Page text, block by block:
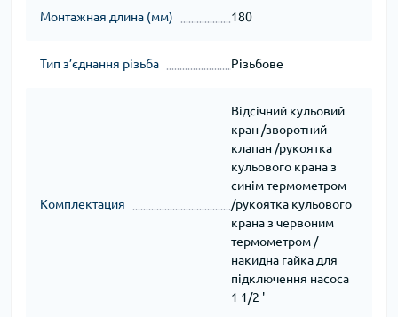
Монтажная длина (мм) 180
Тип з’єднання різьба Різьбове
Комплектация
Відсічний кульовий
кран /зворотний
клапан /рукоятка
кульового крана з
синім термометром
/рукоятка кульового
крана з червоним
термометром /
накидна гайка для
підключення насоса
1 1/2 '